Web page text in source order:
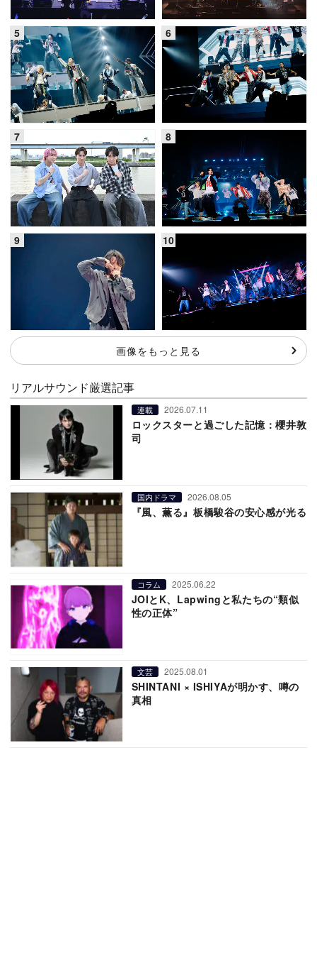
画像をもっと見る
リアルサウンド厳選記事
連載 2026.07.11
ロックスターと過ごした記憶：櫻井敦
司
国内ドラマ 2026.08.05
『風、薫る』板橋駿谷の安心感が光る
コラム 2025.06.22
JOIとK、Lapwingと私たちの“類似
性の正体”
文芸 2025.08.01
SHINTANI × ISHIYAが明かす、噂の
真相